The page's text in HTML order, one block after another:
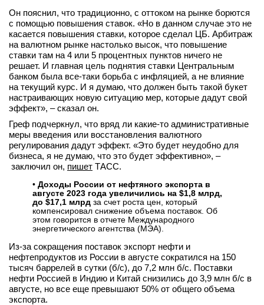
Он пояснил, что традиционно, с оттоком на рынке борются
с помощью повышения ставок. «Но в данном случае это не
касается повышения ставки, которое сделал ЦБ. Арбитраж
на валютном рынке настолько высок, что повышение
ставки там на 4 или 5 процентных пунктов ничего не
решает. И главная цель поднятия ставки Центральным
банком была все-таки борьба с инфляцией, а не влияние
на текущий курс. И я думаю, что должен быть такой букет
настраивающих новую ситуацию мер, которые дадут свой
эффект», – сказал он.
Греф подчеркнул, что вряд ли какие-то административные
меры введения или восстановления валютного
регулирования дадут эффект. «Это будет неудобно для
бизнеса, я не думаю, что это будет эффективно», –
заключил он, пишет ТАСС.
• Доходы России от нефтяного экспорта в
августе 2023 года увеличились на $1,8 млрд,
до $17,1 млрд за счет роста цен, который
компенсировал снижение объема поставок. Об
этом говорится в отчете Международного
энергетического агентства (МЭА).
Из-за сокращения поставок экспорт нефти и
нефтепродуктов из России в августе сократился на 150
тысяч баррелей в сутки (б/с), до 7,2 млн б/с. Поставки
нефти Россией в Индию и Китай снизились до 3,9 млн б/с в
августе, но все еще превышают 50% от общего объема
экспорта.